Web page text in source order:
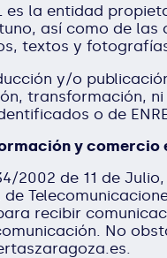
es la entidad
así como de
textos y
y/o
transformación,
o de
y
2002 de 11 de
recibir
No